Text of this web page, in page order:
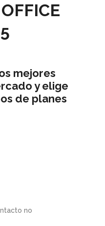
mejores
y elige
de planes
no